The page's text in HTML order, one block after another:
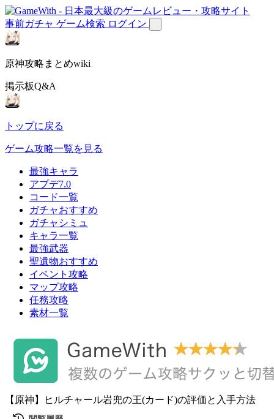
事前ガチャ ゲーム検索 ログイン
原神攻略まとめwiki
掲示板Q&A
トップに戻る
ゲーム攻略一覧を見る
最強キャラ
アプデ7.0
コード一覧
ガチャおすすめ
ガチャシミュ
キャラ一覧
最強武器
聖遺物おすすめ
イベント攻略
マップ攻略
任務攻略
素材一覧
【原神】ヒルチャール岩兜の王(カード)の評価と入手方法